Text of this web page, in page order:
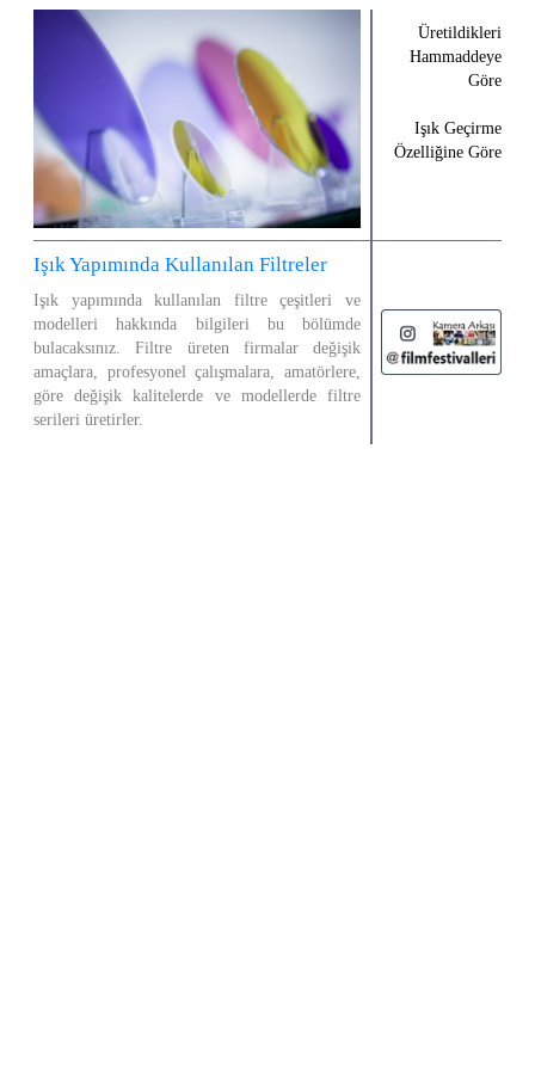
Üretildikleri
Hammaddeye
Göre
Işık Geçirme
Özelliğine Göre
Işık Yapımında Kullanılan Filtreler
Işık yapımında kullanılan filtre çeşitleri ve
modelleri hakkında bilgileri bu bölümde
bulacaksınız. Filtre üreten firmalar değişik
amaçlara, profesyonel çalışmalara, amatörlere,
göre değişik kalitelerde ve modellerde filtre
serileri üretirler.